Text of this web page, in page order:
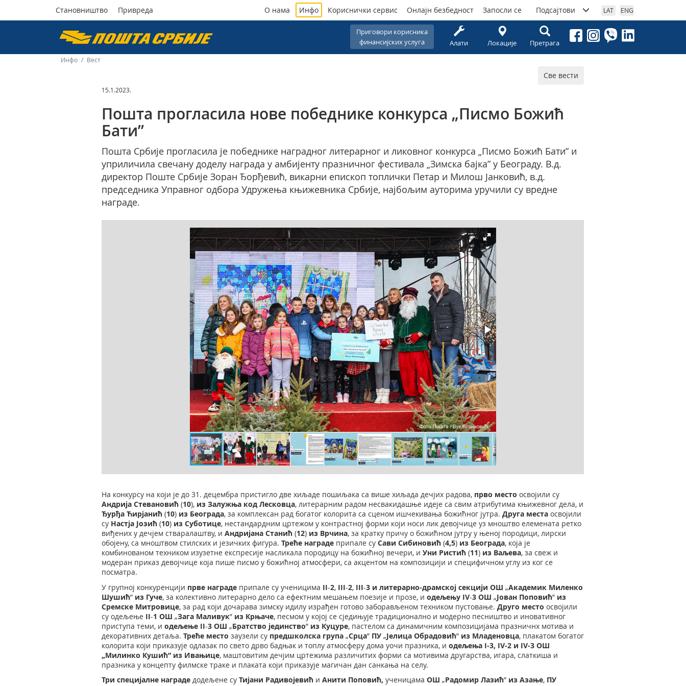
Пошта
Србије
Становништво Привреда
Приговори корисника
финансијских услуга
Алати Локације Претрага
О нама Инфо Кориснички сервис Онлајн безбедност Запосли се Подсајтови LAT ENG
Инфо / Вест
Све вести
15.1.2023.
Пошта прогласила нове победнике конкурса „Писмо Божић
Бати”
Пошта Србије прогласила је победнике наградног литерарног и ликовног конкурса „Писмо Божић Бати” и
уприличила свечану доделу награда у амбијенту празничног фестивала „Зимска бајка” у Београду. В.д.
директор Поште Србије Зоран Ђорђевић, викарни епископ топлички Петар и Милош Јанковић, в.д.
председника Управног одбора Удружења књижевника Србије, најбољим ауторима уручили су вредне
награде.
На конкурсу на који је до 31. децембра пристигло две хиљаде пошиљака са више хиљада дечјих радова, прво место освојили су
Андрија Стевановић (10), из Залужња код Лесковца, литерарним радом несвакидашње идеје са свим атрибутима књижевног дела, и
Ђурђа Ћирјанић (10) из Београда, за комплексан рад богатог колорита са сценом ишчекивања божићног јутра.Друга места освојили
су Настја Јозић (10) изСуботице, нестандардним цртежом у контрастној форми који носи лик девојчице уз мноштво елемената ретко
виђених у дечјем стваралаштву, иАндријана Станић (12) из Врчина, за кратку причу о божићном јутру у њеној породици, лирски
обојену, са мноштвом стилских и језичких фигура.Треће награде припале суСави Сибиновић (4,5) из Београда, која је
комбинованом техником изузетне експресије насликала породицу на божићној вечери, иУни Ристић (11) из Ваљева, за свеж и
модеран приказ девојчице која пише писмо у божићној атмосфери, са акцентом на композицији и специфичном углу из ког се
посматра.
У групној конкуренцији прве награде припале су ученицима II-2, III-2, III-3 и литерарно-драмскoj секцији ОШ „Академик Миленко
Шушић” из Гуче, за колективно литерарно дело са ефектним мешањем поезије и прозе, иодељењу IV-3 OШ „Јован Поповић” из
Сремске Митровице, за рад који дочарава зимску идилу израђен готово заборављеном техником пустовање.Друго место освојили
су одељење II-1 ОШ „Зага Маливук” из Крњаче, песмом у којој се сједињује традиционално и модерно песништво и иновативног
приступа теми, иодељење II-3 ОШ „Братство јединство” из Куцуре, пастелом са динамичним композицијама празничнх мотива и
декоративних детаља.Треће место заузели су предшколска група „Срца” ПУ „Јелица Обрадовић” из Младеновца, плакатом богатог
колорита који приказује одлазак по свето дрво бадњак и топлу атмосферу дома уочи празника, иодељења I-3, IV-2 и IV-3 ОШ
„Милинко Кушић” из Ивањице, маштовитим дечјим цртежима различитих форми са мотивима другарства, игара, слаткиша и
празника у концепту филмске траке и плаката који приказује магичан дан санкања на селу.
Три специјалне награде додељене суТијани Радивојевић иАнити Поповић,ученицама OШ „Радомир Лазић” из Азање, ПУ